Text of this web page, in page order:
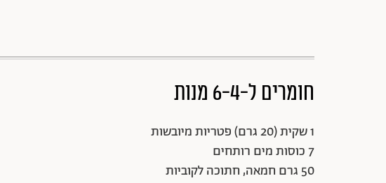
חומרים ל-6-4 מנות
1 שקית (20 גרם) פטריות מיובשות
7 כוסות מים רותחים
50 גרם חמאה, חתוכה לקוביות